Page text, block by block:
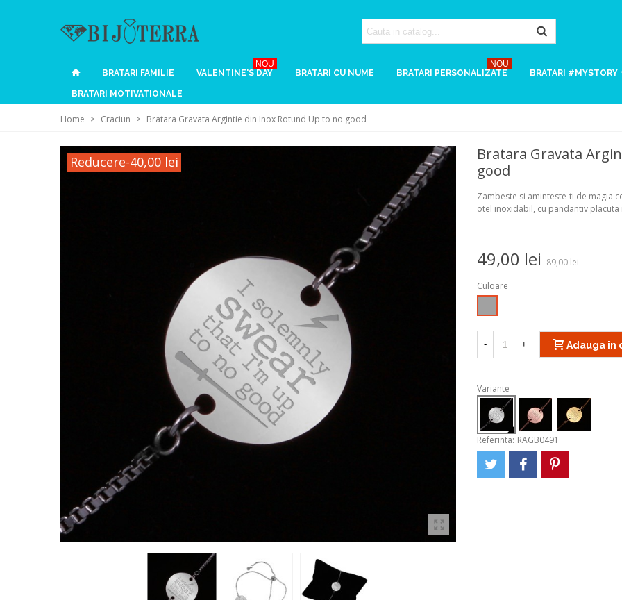
BRATARI FAMILIE VALENTINE'S DAY
NOU
BRATARI CU NUME
BRATARI PERSONALIZATE
NOU
BRATARI #MYSTORY
BRATARI MOTIVATIONALE
Home > Craciun > Bratara Gravata Argintie din Inox Rotund Up to no good
Reducere-40,00 lei
Bratara Gravata
good
Zambeste si aminteste-ti de magia
otel inoxidabil, cu pandantiv
49,00 lei 89,00 lei
Culoare
- + Adauga in
Variante
Referinta: RAGB0491